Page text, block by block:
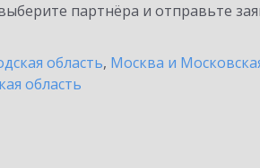
партнёра и отправьте
область, Москва и
область